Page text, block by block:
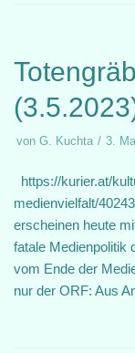
von G. Kuchta 3.
https://kurier.at/
medienvielfalt/
erscheinen heute
fatale Medienpolitik
vom Ende der
nur der ORF: Aus